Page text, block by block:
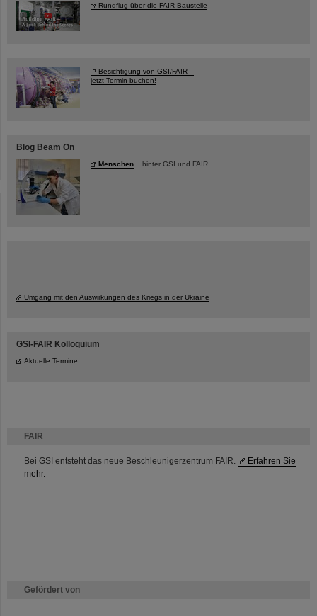
FAIR
Bei GSI entsteht das neue Beschleunigerzentrum FAIR.
Erfahren Sie
mehr.
Gefördert von
Rundflug über die FAIR-Baustelle
Besichtigung von GSI/FAIR –
jetzt Termin buchen!
Blog Beam On
Menschen ...hinter GSI und FAIR.
Umgang mit den Auswirkungen des Kriegs in der Ukraine
GSI-FAIR Kolloquium
Aktuelle Termine